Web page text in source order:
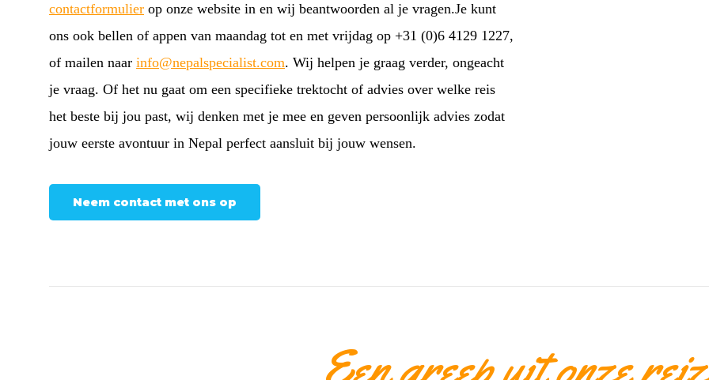
contactformulier op onze website in en wij beantwoorden al je vragen.Je kunt
ons ook bellen of appen van maandag tot en met vrijdag op +31 (0)6 4129 1227,
of mailen naar info@nepalspecialist.com. Wij helpen je graag verder, ongeacht
je vraag. Of het nu gaat om een specifieke trektocht of advies over welke reis
het beste bij jou past, wij denken met je mee en geven persoonlijk advies zodat
jouw eerste avontuur in Nepal perfect aansluit bij jouw wensen.
Neem contact met ons op